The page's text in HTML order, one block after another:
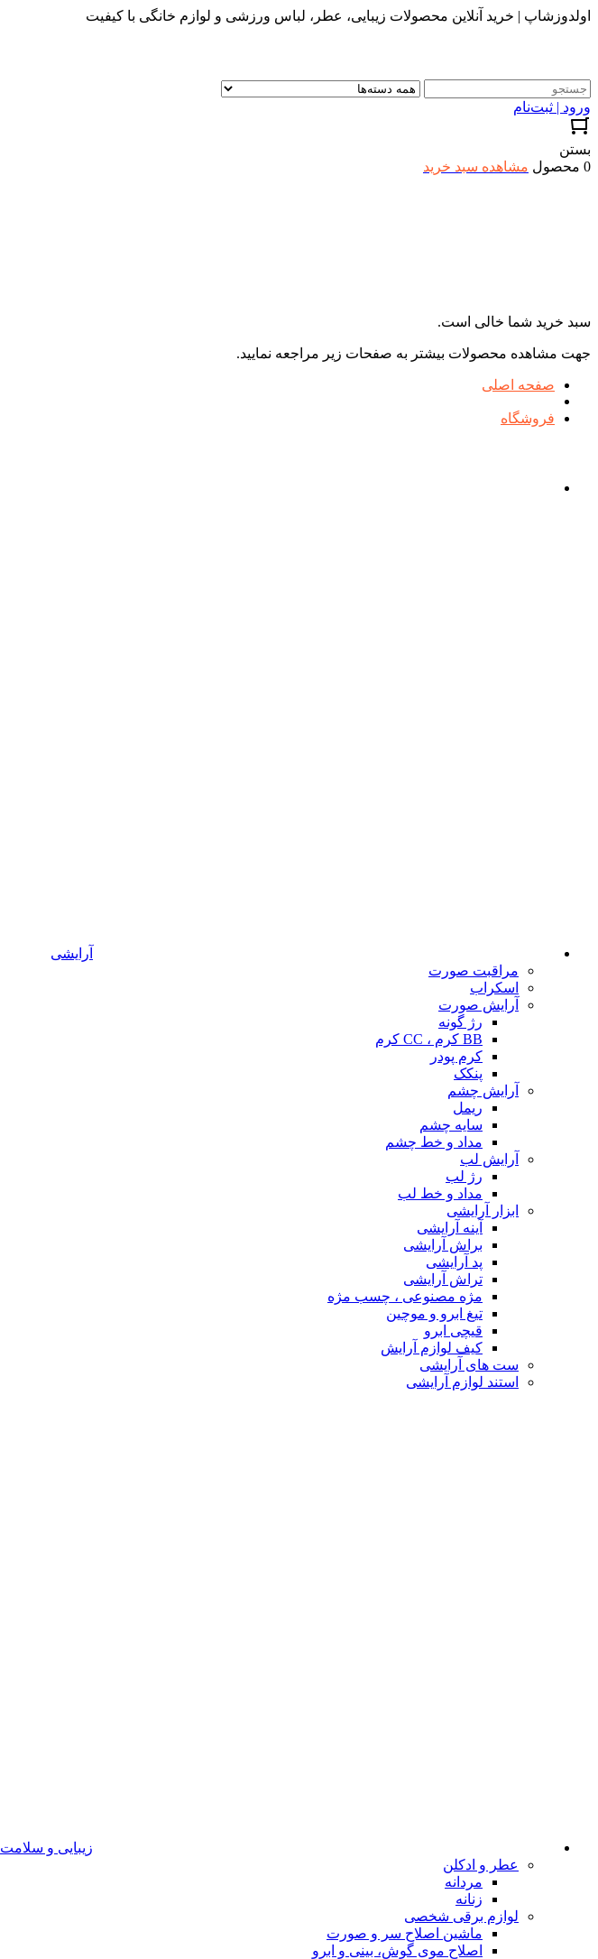
اولدوزشاپ | خرید آنلاین محصولات زیبایی، عطر، لباس ورزشی و لوازم خانگی با کیفیت
ورود | ثبت‌نام
بستن
0 محصول
مشاهده سبد خرید
سبد خرید شما خالی است.
جهت مشاهده محصولات بیشتر به صفحات زیر مراجعه نمایید.
صفحه اصلی
فروشگاه
آرایشی
مراقبت صورت
اسکراب
آرایش صورت
رژ گونه
BB کرم ، CC کرم
کرم پودر
پنکک
آرایش چشم
ریمل
سایه چشم
مداد و خط چشم
آرایش لب
رژ لب
مداد و خط لب
ابزار آرایشی
آینه آرایشی
براش آرایشی
پد آرایشی
تراش آرایشی
مژه مصنوعی ، چسب مژه
تیغ ابرو و موچین
قیچی ابرو
کیف لوازم آرایش
ست های آرایشی
استند لوازم آرایشی
زیبایی و سلامت
عطر و ادکلن
مردانه
زنانه
لوازم برقی شخصی
ماشین اصلاح سر و صورت
اصلاح موی گوش، بینی و ابرو